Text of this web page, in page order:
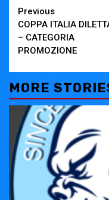
Continue
Reading
Previous
COPPA ITALIA
– CATEGORIA
PROMOZIONE
MORE